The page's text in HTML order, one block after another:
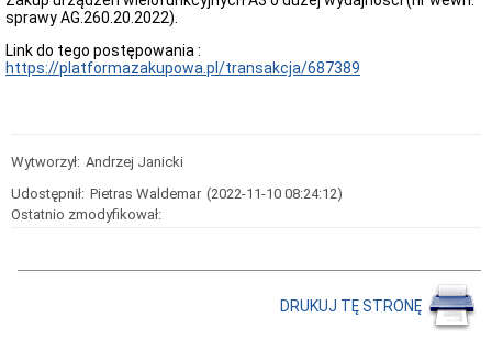
zużytych
składników
majątku
ruchomego
o
udzielenie
zamówień
Rozstrzygnięcia
sprawy AG.260.20.2022).
Link do tego postępowania :
https://platformazakupowa.pl/transakcja/687389
Wytworzył: Andrzej Janicki
Udostępnił: Pietras Waldemar (2022-11-10 08:24:12)
Ostatnio zmodyfikował:
DRUKUJ TĘ STRONĘ